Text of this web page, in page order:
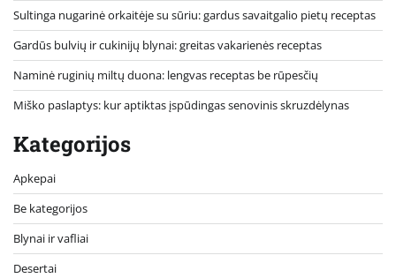
Sultinga nugarinė orkaitėje su sūriu: gardus savaitgalio pietų receptas
Gardūs bulvių ir cukinijų blynai: greitas vakarienės receptas
Naminė ruginių miltų duona: lengvas receptas be rūpesčių
Miško paslaptys: kur aptiktas įspūdingas senovinis skruzdėlynas
Kategorijos
Apkepai
Be kategorijos
Blynai ir vafliai
Desertai